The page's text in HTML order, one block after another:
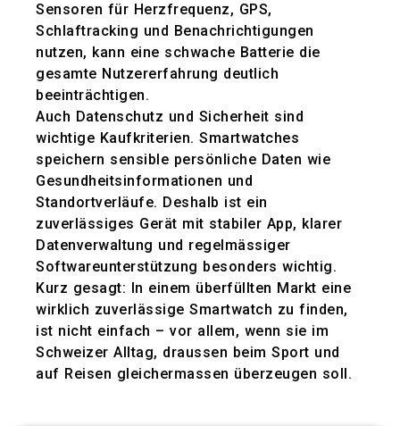
Sensoren für Herzfrequenz, GPS,
Schlaftracking und Benachrichtigungen
nutzen, kann eine schwache Batterie die
gesamte Nutzererfahrung deutlich
beeinträchtigen.
Auch Datenschutz und Sicherheit sind
wichtige Kaufkriterien. Smartwatches
speichern sensible persönliche Daten wie
Gesundheitsinformationen und
Standortverläufe. Deshalb ist ein
zuverlässiges Gerät mit stabiler App, klarer
Datenverwaltung und regelmässiger
Softwareunterstützung besonders wichtig.
Kurz gesagt: In einem überfüllten Markt eine
wirklich zuverlässige Smartwatch zu finden,
ist nicht einfach – vor allem, wenn sie im
Schweizer Alltag, draussen beim Sport und
auf Reisen gleichermassen überzeugen soll.